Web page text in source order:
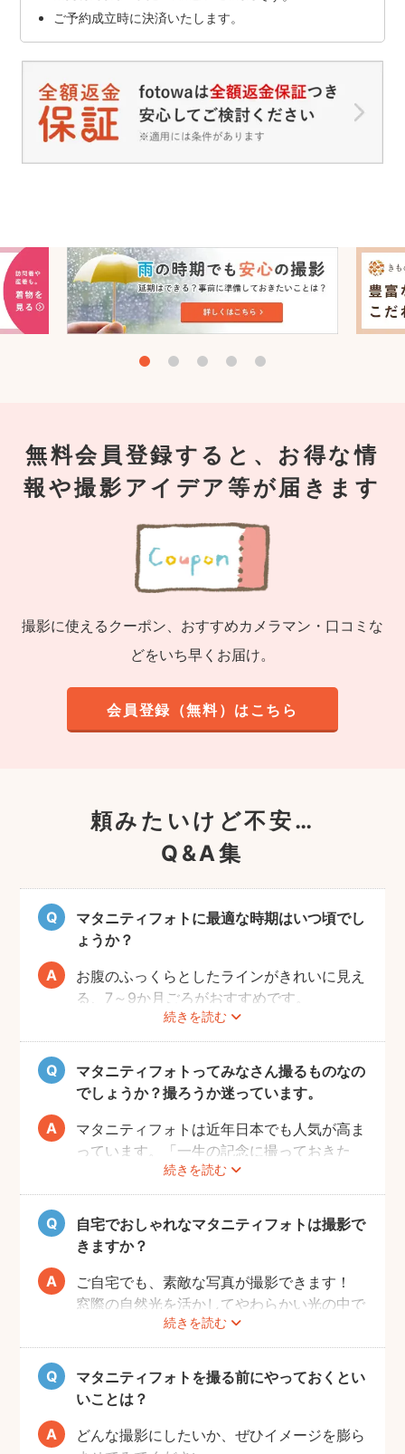
ご予約成立時に決済いたします。
無料会員登録すると、お得な情
報や撮影アイデア等が届きます
撮影に使えるクーポン、おすすめカメラマン・口コミな
どをいち早くお届け。
会員登録（無料）はこちら
頼みたいけど不安…
Q&A集
マタニティフォトに最適な時期はいつ頃でし
ょうか？
続きを読む
お腹のふっくらとしたラインがきれいに見え
る、7～9か月ごろがおすすめです。
赤ちゃんが出産予定日よりも早く誕生するこ
ともありますので、臨月までの撮影をご検討
いただければと思います。
マタニティフォトってみなさん撮るものなの
でしょうか？撮ろうか迷っています。
続きを読む
マタニティフォトは近年日本でも人気が高ま
っています。「一生の記念に撮っておきた
い」と考える方が増えているようです。
また、マタニティフォトを撮るべきか迷って
いらっしゃる方の多くに、「衣装がはずかし
い」「素肌を見られたくない」と考える方も
多いようです。
fotowaではご自宅への出張も可能ですの
で、ご夫婦らしい装いで自然体なマタニティ
フォトを撮影いただけます。
ご近所の公園でカジュアルに撮影したり、素
肌をみせる衣装ではご自宅で撮影するなど、
撮影時間の範囲内でシーンを変えることも可
能です。
自宅でおしゃれなマタニティフォトは撮影で
きますか？
続きを読む
ご自宅でも、素敵な写真が撮影できます！
窓際の自然光を活かしてやわらかい光の中で
撮影するのが人気です。妊婦さんはお部屋の
お片付けも大変かと思いますが、撮影したい
場所周辺だけお片付けいただく程度で大丈夫
です。
マタニティフォトを撮る前にやっておくとい
いことは？
どんな撮影にしたいか、ぜひイメージを膨ら